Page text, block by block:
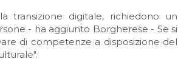
transizione digitale, richiedono un
- ha aggiunto Borgherese - Se si
di competenze a disposizione del